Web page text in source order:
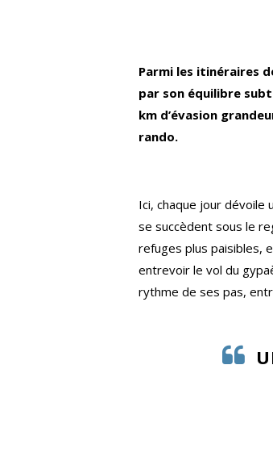
Parmi les itinéraires
par son équilibre
km d’évasion
rando.
Ici, chaque jour dévoile
se succèdent sous le
refuges plus paisibles,
entrevoir le vol du
rythme de ses pas,